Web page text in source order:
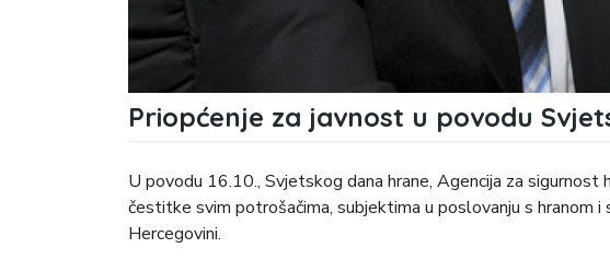
Priopćenje za javnost u povodu
U povodu 16.10., Svjetskog dana hrane, Agencija za sigurnost
čestitke svim potrošačima, subjektima u poslovanju s hranom i
Hercegovini.